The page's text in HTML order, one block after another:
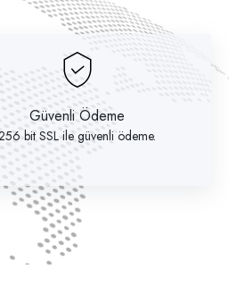
Güvenli Ödeme
bit SSL ile güvenli ödeme.